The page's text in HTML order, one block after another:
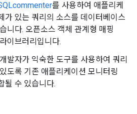
를 사용하여 애플리케
가 있는 쿼리의 소스를 데이터베이스
니다. 오픈소스 객체 관계형 매핑
이브러리입니다.
발자가 익숙한 도구를 사용하여 쿼리
도록 기존 애플리케이션 모니터링
될 수 있습니다.